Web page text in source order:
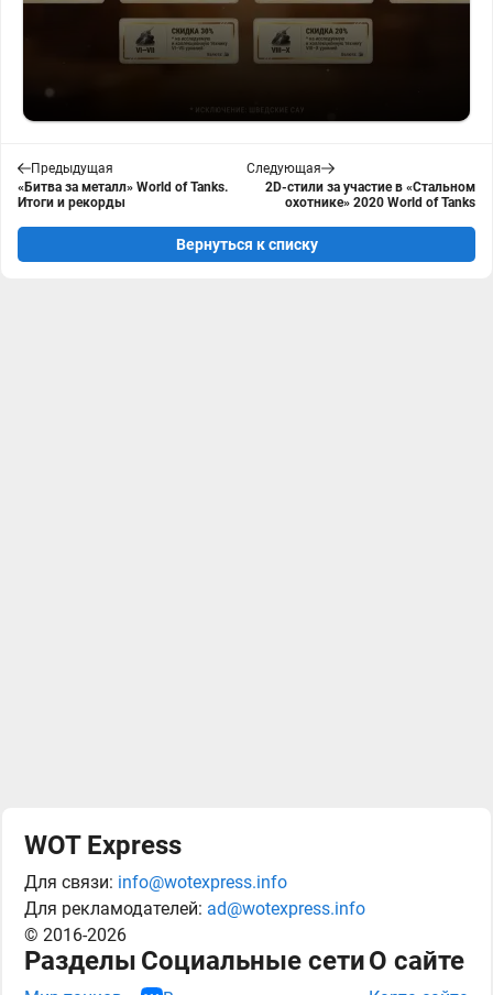
Предыдущая
«Битва за металл» World of Tanks.
Итоги и рекорды
Следующая
2D-стили за участие в «Стальном
охотнике» 2020 World of Tanks
Вернуться к списку
WOT Express
Для связи: info@wotexpress.info
Для рекламодателей: ad@wotexpress.info
© 2016-2026
Разделы Социальные сетиО сайте